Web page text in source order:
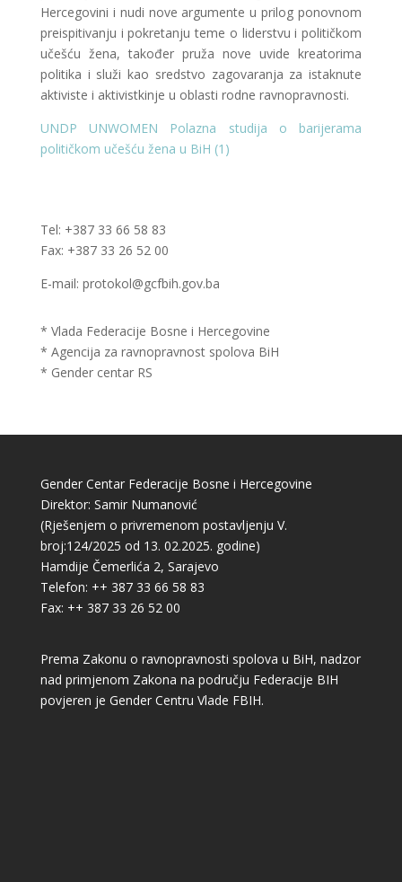
Hercegovini i nudi nove argumente u prilog ponovnom
preispitivanju i pokretanju teme o liderstvu i političkom
učešću žena, također pruža nove uvide kreatorima
politika i služi kao sredstvo zagovaranja za istaknute
aktiviste i aktivistkinje u oblasti rodne ravnopravnosti.
UNDP UNWOMEN Polazna studija o barijerama
političkom učešću žena u BiH (1)
Tel: +387 33 66 58 83
Fax: +387 33 26 52 00
E-mail: protokol@gcfbih.gov.ba
* Vlada Federacije Bosne i Hercegovine
* Agencija za ravnopravnost spolova BiH
* Gender centar RS
Gender Centar Federacije Bosne i Hercegovine
Direktor: Samir Numanović
(Rješenjem o privremenom postavljenju V.
broj:124/2025 od 13. 02.2025. godine)
Hamdije Čemerlića 2, Sarajevo
Telefon: ++ 387 33 66 58 83
Fax: ++ 387 33 26 52 00
Prema Zakonu o ravnopravnosti spolova u BiH, nadzor
nad primjenom Zakona na području Federacije BIH
povjeren je Gender Centru Vlade FBIH.